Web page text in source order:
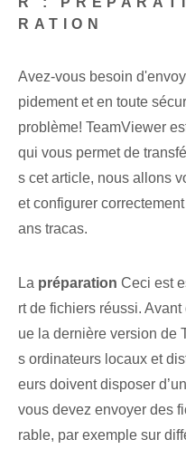
RATION
Avez-vous besoin
pidement et en toute
problème! TeamViewer
qui vous permet de
s cet article, nous allons
et configurer
ans tracas.
La préparation Ceci est
rt de fichiers réussi.
ue la dernière version de
s ordinateurs locaux et
eurs doivent disposer
vous devez envoyer des
rable, par exemple sur